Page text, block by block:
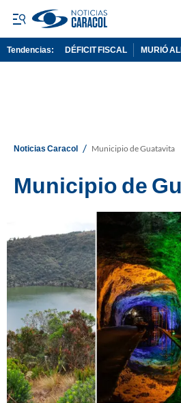
Tendencias: DÉFICIT FISCAL MURIÓ
Noticias Caracol / Municipio de Guatavita
Municipio de